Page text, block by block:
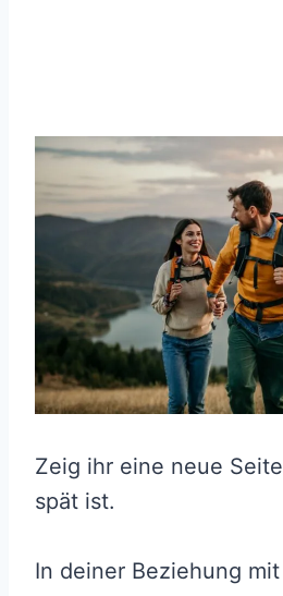
Zeig ihr eine neue
spät ist.
In deiner Beziehung